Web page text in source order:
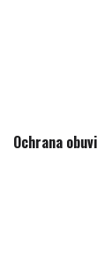
Ochrana obuvi